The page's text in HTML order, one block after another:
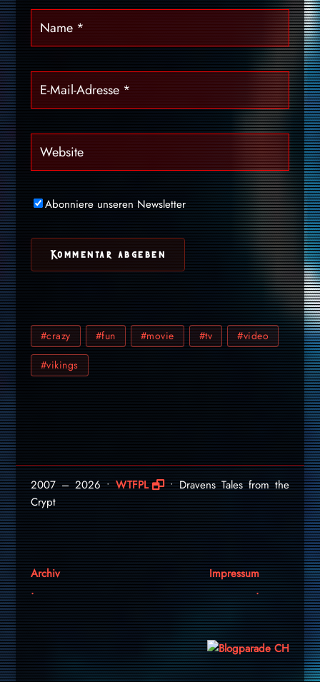
Abonniere unseren Newsletter
#crazy #fun #movie #tv #video
#vikings
2007 – 2026 •WTFPL
• Dravens Tales from the
Crypt
Archiv
Impressum
.
.